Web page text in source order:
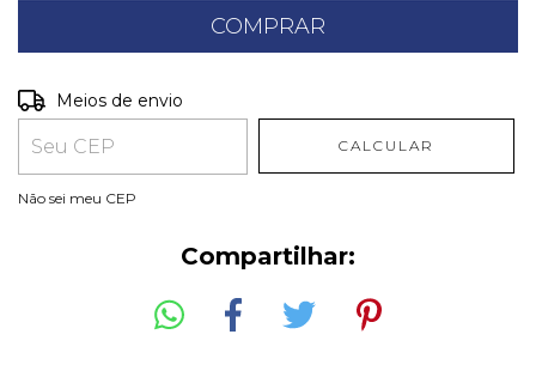
Entregas para o CEP:
Meios de envio
CALCULAR
Não sei meu CEP
Compartilhar: